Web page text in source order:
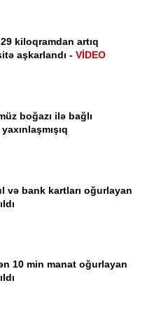
kiloqramdan artıq
aşkarlandı -VİDEO
boğazı ilə bağlı
və bank kartları oğurlayan
10 min manat oğurlayan